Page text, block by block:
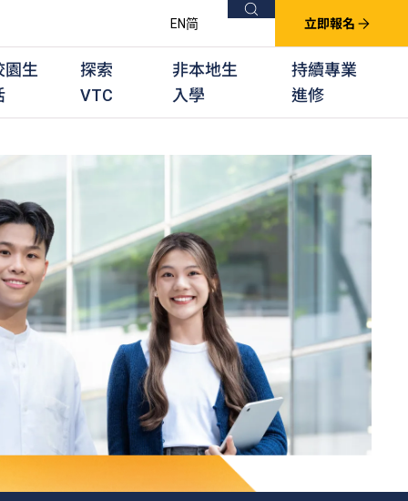
EN简 搜尋 立即報名
課程
學習課程
培訓計劃
專業課程
考試及認可
及其他訓練計劃
園生
探索
VTC
非本地生
入學
持續專業
進修